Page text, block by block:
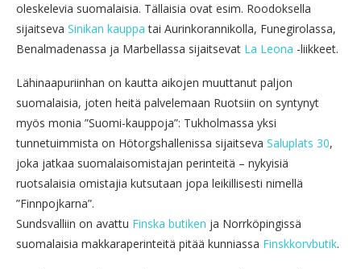
oleskelevia suomalaisia. Tällaisia ovat esim. Roodoksella
sijaitseva Sinikan kauppa tai Aurinkorannikolla, Funegirolassa,
Benalmadenassa ja Marbellassa sijaitsevat La Leona -liikkeet.
Lähinaapuriinhan on kautta aikojen muuttanut paljon
suomalaisia, joten heitä palvelemaan Ruotsiin on syntynyt
myös monia ”Suomi-kauppoja”: Tukholmassa yksi
tunnetuimmista on Hötorgshallenissa sijaitseva Saluplats 30,
joka jatkaa suomalaisomistajan perinteitä – nykyisiä
ruotsalaisia omistajia kutsutaan jopa leikillisesti nimellä
”Finnpojkarna”.
Sundsvalliin on avattu Finska butiken ja Norrköpingissä
suomalaisia makkaraperinteitä pitää kunniassa Finskkorvbutik.